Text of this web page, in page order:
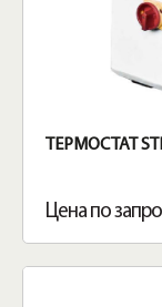
ТЕРМОСТАТ
Цена по